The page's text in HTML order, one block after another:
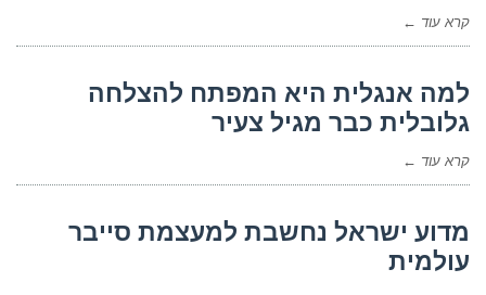
קרא עוד ←
למה אנגלית היא המפתח להצלחה
גלובלית כבר מגיל צעיר
קרא עוד ←
מדוע ישראל נחשבת למעצמת סייבר
עולמית